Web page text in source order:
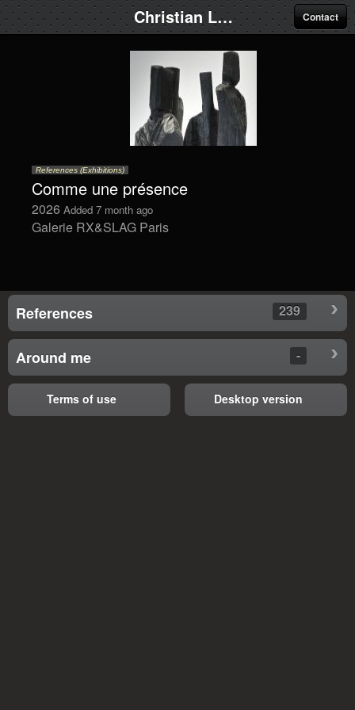
Christian Lapie Contact
References (Exhibitions)
Comme une présence
2026 Added 7 month ago
Galerie RX&SLAG Paris
References 239
Around me -
Terms of use Desktop version